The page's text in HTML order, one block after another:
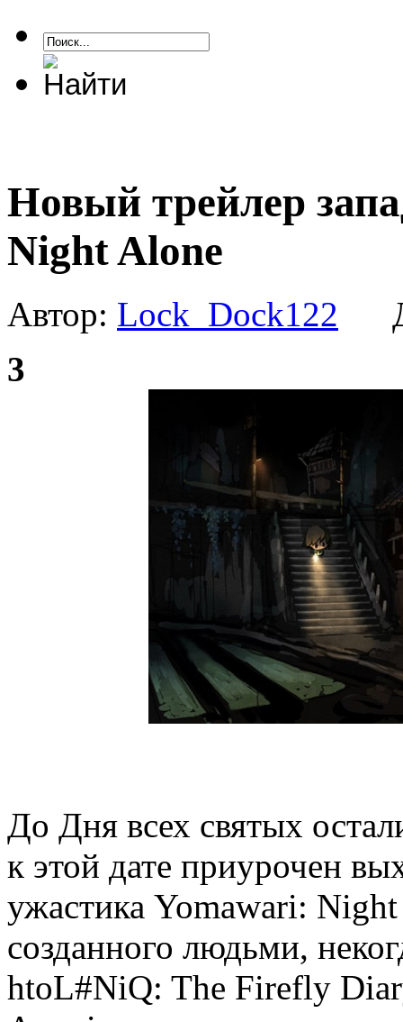
Новый трейлер
Night Alone
Автор: Lock_Dock122
3
До Дня всех святых
к этой дате приурочен
ужастика Yomawari:
созданного людьми,
htoL#NiQ: The Firefly